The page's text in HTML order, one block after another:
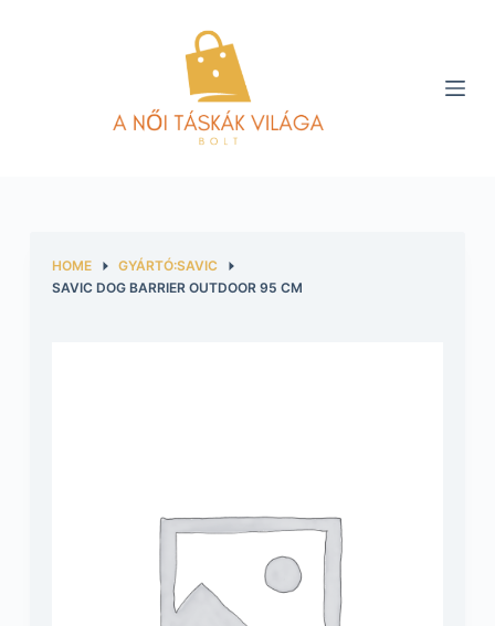
HOME
GYÁRTÓ:SAVIC
SAVIC DOG BARRIER OUTDOOR 95 CM